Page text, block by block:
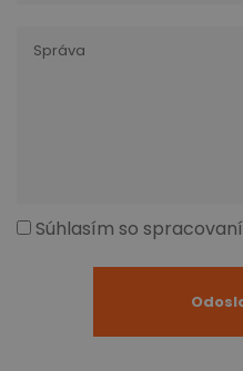
Súhlasím so